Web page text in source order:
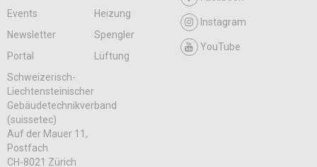
Events
Heizung
Newsletter
Spengler
Portal
Lüftung
Instagram
YouTube
Schweizerisch-
Liechtensteinischer
Gebäudetechnikverband
(suissetec)
Auf der Mauer 11,
Postfach
CH-8021 Zürich